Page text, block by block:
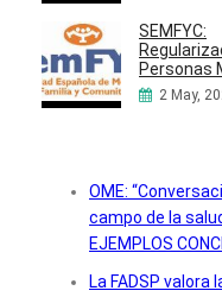
SEMFYC:
Personas
2 May,
OME:
campo de la
EJEMPLOS
La FADSP